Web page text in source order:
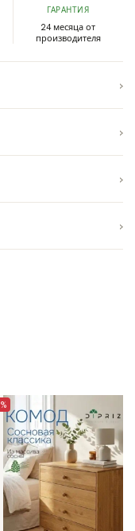
ГАРАНТИЯ
24 месяца от
производителя
›
›
›
›